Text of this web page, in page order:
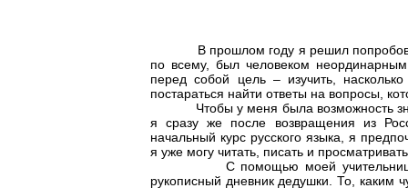
В прошлом году я решил
по всему, был человеком
перед собой цель – изучить,
постараться найти ответы на вопросы,
Чтобы у меня была возможность
я сразу же после возвращения из
начальный курс русского языка, я
я уже могу читать, писать и
С помощью моей учительницы по
рукописный дневник дедушки. То, каким